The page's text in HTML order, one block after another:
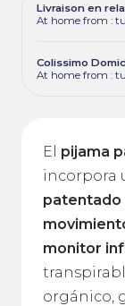
Livraison en
At home from :
Colissimo
At home from :
El pijama
incorpora
patentado
monitor
orgánico,